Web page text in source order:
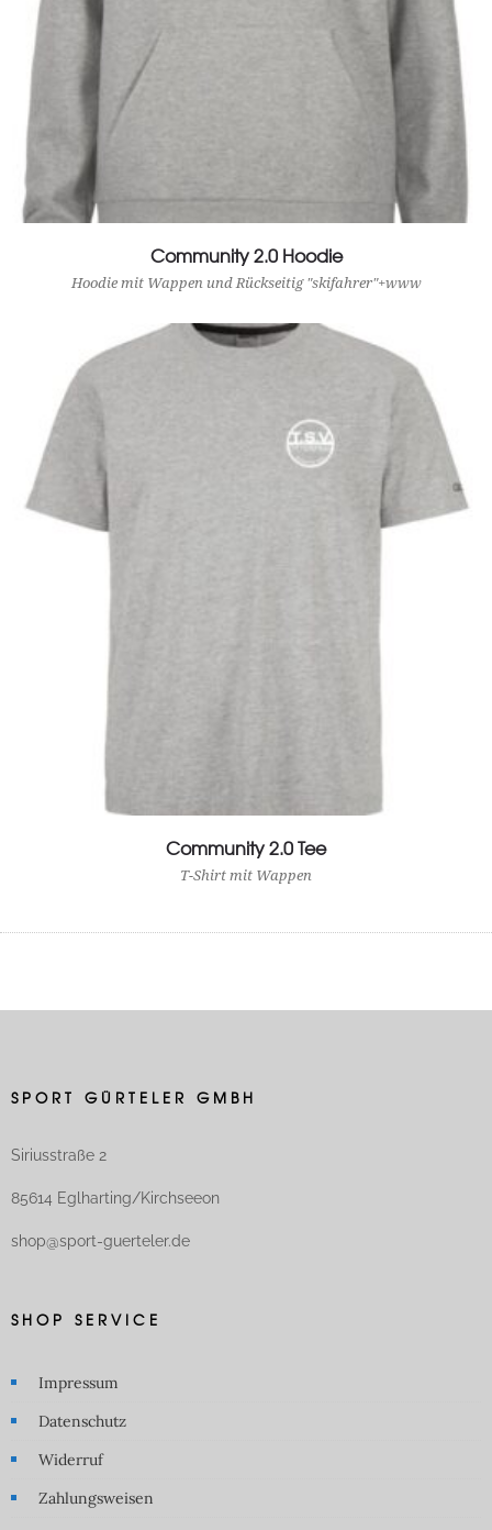
View Product
Community 2.0 Hoodie
Hoodie mit Wappen und Rückseitig "skifahrer"+www
View Product
Community 2.0 Tee
T-Shirt mit Wappen
SPORT GÜRTELER GMBH
Siriusstraße 2
85614 Eglharting/Kirchseeon
shop@sport-guerteler.de
SHOP SERVICE
Impressum
Datenschutz
Widerruf
Zahlungsweisen